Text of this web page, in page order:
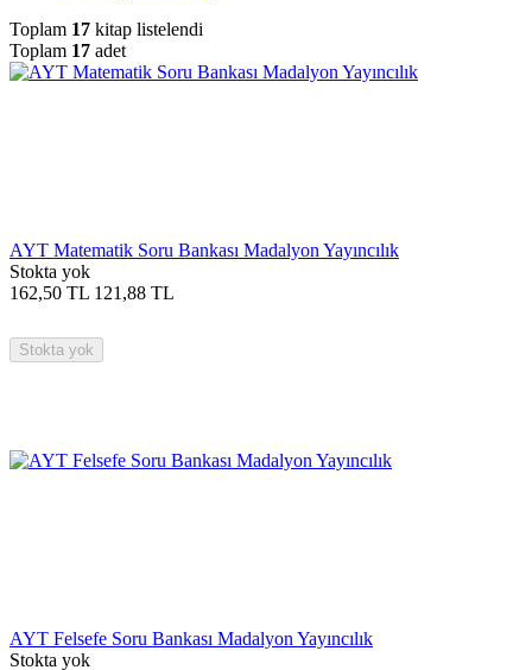
Toplam 17 kitap listelendi
Toplam 17 adet
AYT Matematik Soru Bankası Madalyon Yayıncılık
Stokta yok
162,50 TL 121,88 TL
Stokta yok
AYT Felsefe Soru Bankası Madalyon Yayıncılık
Stokta yok